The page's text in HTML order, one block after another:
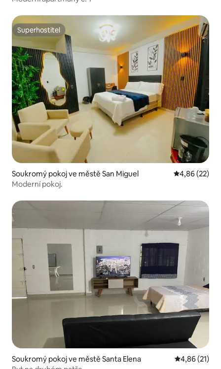
Superhostitel
Superhostitel
Soukromý pokoj ve městě San Miguel Průměrné
4,86 (22)
Moderní pokoj.
Soukromý pokoj ve městě Santa Elena Průměrné
4,86 (21)